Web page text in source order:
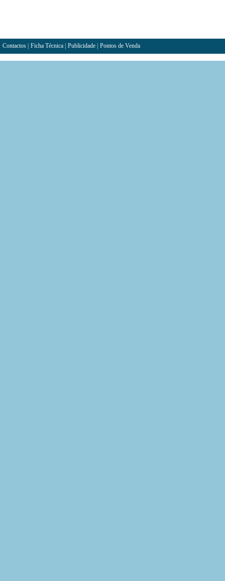
Contactos Ficha Técnica Publicidade Pontos de Venda